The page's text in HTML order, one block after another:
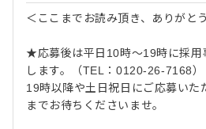
＜ここまでお読み頂き、ありがと
★応募後は平日10時～19時に採用
します。（TEL：0120-26-7168）
19時以降や土日祝日にご応募いた
までお待ちくださいませ。